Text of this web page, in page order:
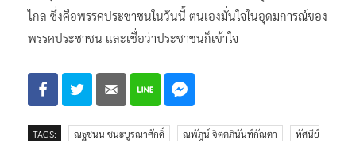
ไกล ซึ่งคือพรรคประชาชนในวันนี้ ตนเองมั่นใจในอุดมการณ์ของ
พรรคประชาชน และเชื่อว่าประชาชนก็เข้าใจ
TAGS: ณฐชนน ชนะบูรณาศักดิ์ ณพัฎน์ จิตตภินันท์กัณตา
ทัศนีย์